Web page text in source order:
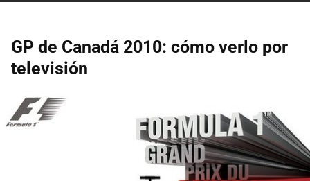
GP de Canadá 2010: cómo verlo por
televisión